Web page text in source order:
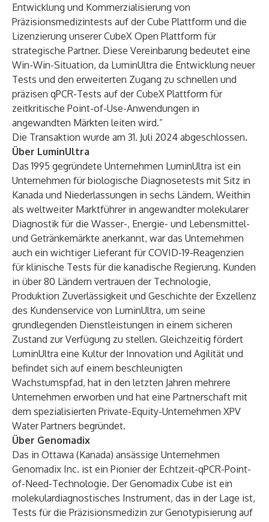
Entwicklung und Kommerzialisierung von
Präzisionsmedizintests auf der Cube Plattform und die
Lizenzierung unserer CubeX Open Plattform für
strategische Partner. Diese Vereinbarung bedeutet eine
Win-Win-Situation, da LuminUltra die Entwicklung neuer
Tests und den erweiterten Zugang zu schnellen und
präzisen qPCR-Tests auf der CubeX Plattform für
zeitkritische Point-of-Use-Anwendungen in
angewandten Märkten leiten wird.”
Die Transaktion wurde am 31. Juli 2024 abgeschlossen.
Über LuminUltra
Das 1995 gegründete Unternehmen LuminUltra ist ein
Unternehmen für biologische Diagnosetests mit Sitz in
Kanada und Niederlassungen in sechs Ländern. Weithin
als weltweiter Marktführer in angewandter molekularer
Diagnostik für die Wasser-, Energie- und Lebensmittel-
und Getränkemärkte anerkannt, war das Unternehmen
auch ein wichtiger Lieferant für COVID-19-Reagenzien
für klinische Tests für die kanadische Regierung. Kunden
in über 80 Ländern vertrauen der Technologie,
Produktion Zuverlässigkeit und Geschichte der Exzellenz
des Kundenservice von LuminUltra, um seine
grundlegenden Dienstleistungen in einem sicheren
Zustand zur Verfügung zu stellen. Gleichzeitig fördert
LuminUltra eine Kultur der Innovation und Agilität und
befindet sich auf einem beschleunigten
Wachstumspfad, hat in den letzten Jahren mehrere
Unternehmen erworben und hat eine Partnerschaft mit
dem spezialisierten Private-Equity-Unternehmen XPV
Water Partners begründet.
Über Genomadix
Das in Ottawa (Kanada) ansässige Unternehmen
Genomadix Inc. ist ein Pionier der Echtzeit-qPCR-Point-
of-Need-Technologie. Der Genomadix Cube ist ein
molekulardiagnostisches Instrument, das in der Lage ist,
Tests für die Präzisionsmedizin zur Genotypisierung auf